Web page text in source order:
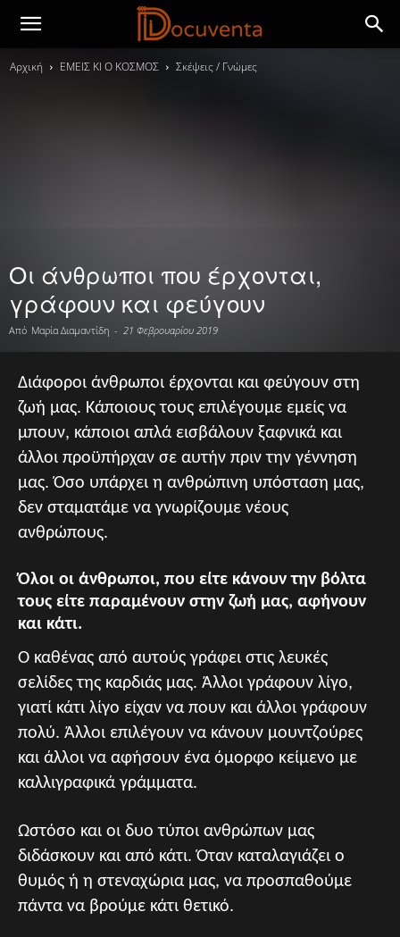
Αρχική ΕΜΕΙΣ ΚΙ Ο ΚΟΣΜΟΣ Σκέψεις / Γνώμες
Οι άνθρωποι που έρχονται,
γράφουν και φεύγουν
Από Μαρία Διαμαντίδη - 21 Φεβρουαρίου 2019
Διάφοροι άνθρωποι έρχονται και φεύγουν στη
ζωή μας. Κάποιους τους επιλέγουμε εμείς να
μπουν, κάποιοι απλά εισβάλουν ξαφνικά και
άλλοι προϋπήρχαν σε αυτήν πριν την γέννηση
μας. Όσο υπάρχει η ανθρώπινη υπόσταση μας,
δεν σταματάμε να γνωρίζουμε νέους
ανθρώπους.
Όλοι οι άνθρωποι, που είτε κάνουν την βόλτα
τους είτε παραμένουν στην ζωή μας, αφήνουν
και κάτι.
Ο καθένας από αυτούς γράφει στις λευκές
σελίδες της καρδιάς μας. Άλλοι γράφουν λίγο,
γιατί κάτι λίγο είχαν να πουν και άλλοι γράφουν
πολύ. Άλλοι επιλέγουν να κάνουν μουντζούρες
και άλλοι να αφήσουν ένα όμορφο κείμενο με
καλλιγραφικά γράμματα.
Ωστόσο και οι δυο τύποι ανθρώπων μας
διδάσκουν και από κάτι. Όταν καταλαγιάζει ο
θυμός ή η στεναχώρια μας, να προσπαθούμε
πάντα να βρούμε κάτι θετικό.